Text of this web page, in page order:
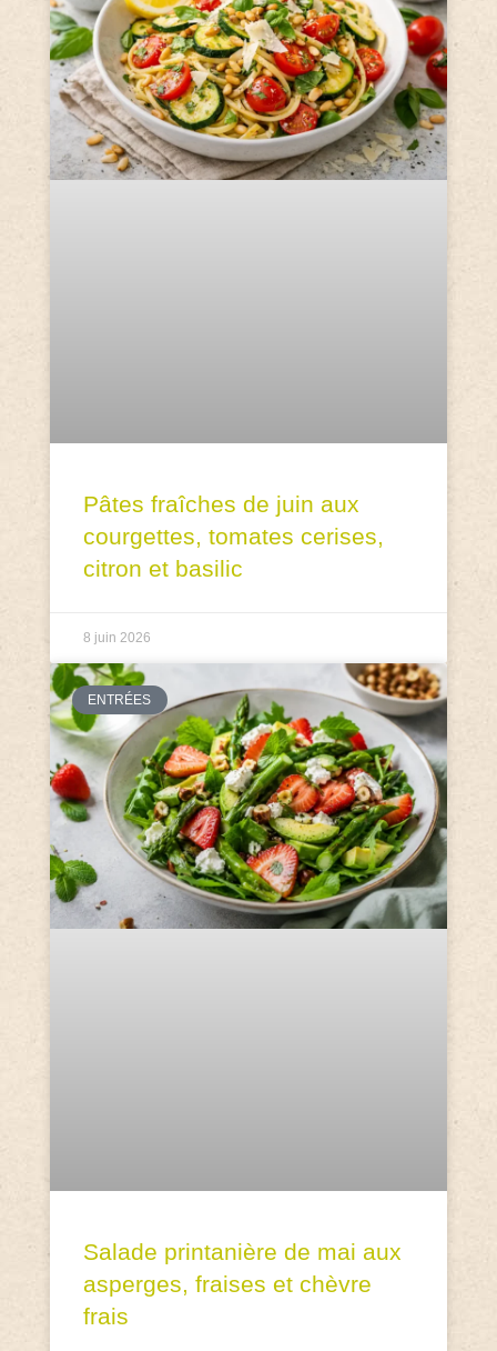
Pâtes fraîches de juin aux
courgettes, tomates cerises,
citron et basilic
8 juin 2026
ENTRÉES
Salade printanière de mai aux
asperges, fraises et chèvre
frais